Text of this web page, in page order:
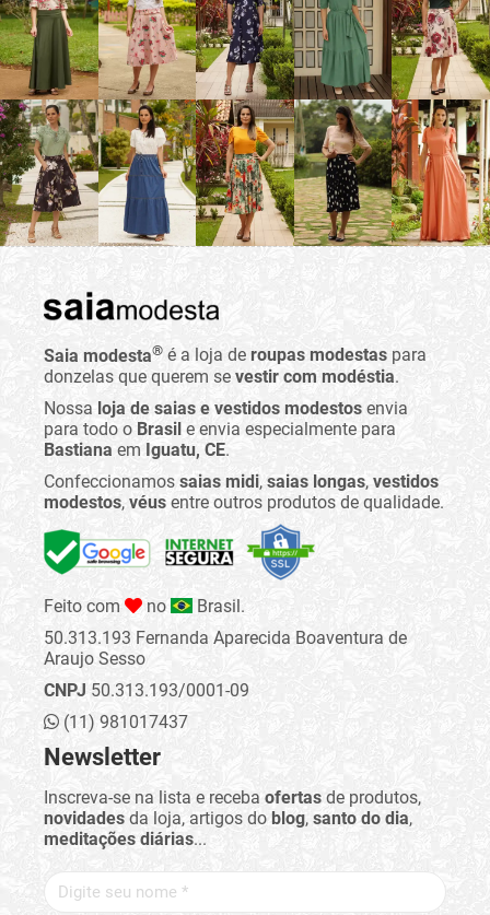
Saia modesta® é a loja de roupas modestas para
donzelas que querem se vestir com modéstia.
Nossa loja de saias e vestidos modestos envia
para todo o Brasil e envia especialmente para
Bastiana em Iguatu, CE.
Confeccionamos saias midi, saias longas, vestidos
modestos, véus entre outros produtos de qualidade.
Feito com no
Brasil.
50.313.193 Fernanda Aparecida Boaventura de
Araujo Sesso
CNPJ 50.313.193/0001-09
(11) 981017437
Newsletter
Inscreva-se na lista e receba ofertas de produtos,
novidades da loja, artigos do blog, santo do dia,
meditações diárias...